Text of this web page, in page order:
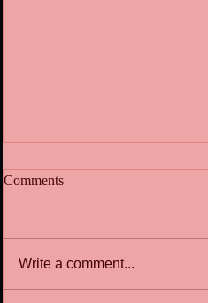
Comments
Write a comment...